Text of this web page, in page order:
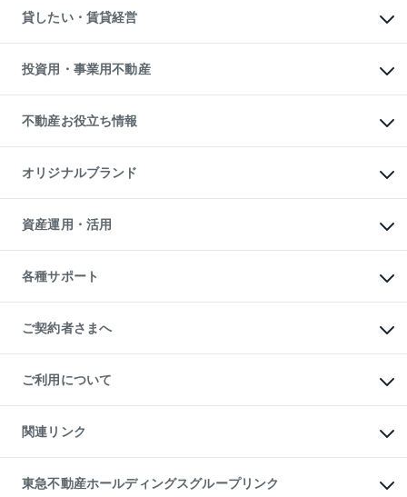
注目キーワード物件特集
購入ガイド
English 繁体中文簡体中文
不動産査定について
不動産売却の流れ
不動産買換えの流れ
売却ガイド
オフィス・店舗の賃貸
借りるときの流れ
借りるガイド
貸したい・賃貸経営
マンション賃料データ
賃貸管理プラン
リロケーションについて
貸すガイド
投資用・事業用不動産
事業用不動産
マンション投資
投資用マンション
アパート経営
収益物件
ビル購入（ビル一棟）
投資用不動産の売却査定
事業用不動産の売却査定
不動産お役立ち情報
マンションライブラリー
人気マンションランキング
暮らしに役立つ不動産メディア
不動産相場・不動産価格情報
不動産コラム・ニュース
不動産用語集
不動産なんでもネット相談室
住まいの税金
オリジナルブランド
一棟リノベーションマンション
L`GENTE（ルジェンテ）
区分リノベーションマンション
投資用一棟レジデンスWELL
不動産小口投資
LEGACIA（レガシア）
資産運用・活用
不動産M&A
アセットマネジメント・出資
各種サポート
相続サポート
リフォームサポート
ご契約者さまへ
ご紹介・再契約特典
入居者様専用-各種ご案内（賃貸）
東急こすもす会「こすもすWeb」
ご利用について
金融商品取引について
東急リバブル ソーシャルメディアポリシー
ご意見・お問い合わせ（金融商品取引専用の相談・お問い合わせ窓口）
ダイレクトメール（郵送物）・Eメールなどの送付停止について
関連リンク
これからご結婚される方に東急百貨店のブライダルクラブ
人材サービスのご用命は 東急リバブルスタッフ株式会社まで
東急不動産ホールディングスグループリンク